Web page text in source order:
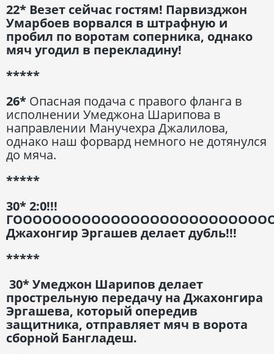
22* Везет сейчас гостям! Парвизджон
Умарбоев ворвался в штрафную и
пробил по воротам соперника, однако
мяч угодил в перекладину!
*****
26* Опасная подача с правого фланга в
исполнении Умеджона Шарипова в
направлении Манучехра Джалилова,
однако наш форвард немного не дотянулся
до мяча.
*****
30* 2:0!!!
Джахонгир Эргашев делает дубль!!!
*****
30* Умеджон Шарипов делает
прострельную передачу на Джахонгира
Эргашева, который опередив
защитника, отправляет мяч в ворота
сборной Бангладеш.